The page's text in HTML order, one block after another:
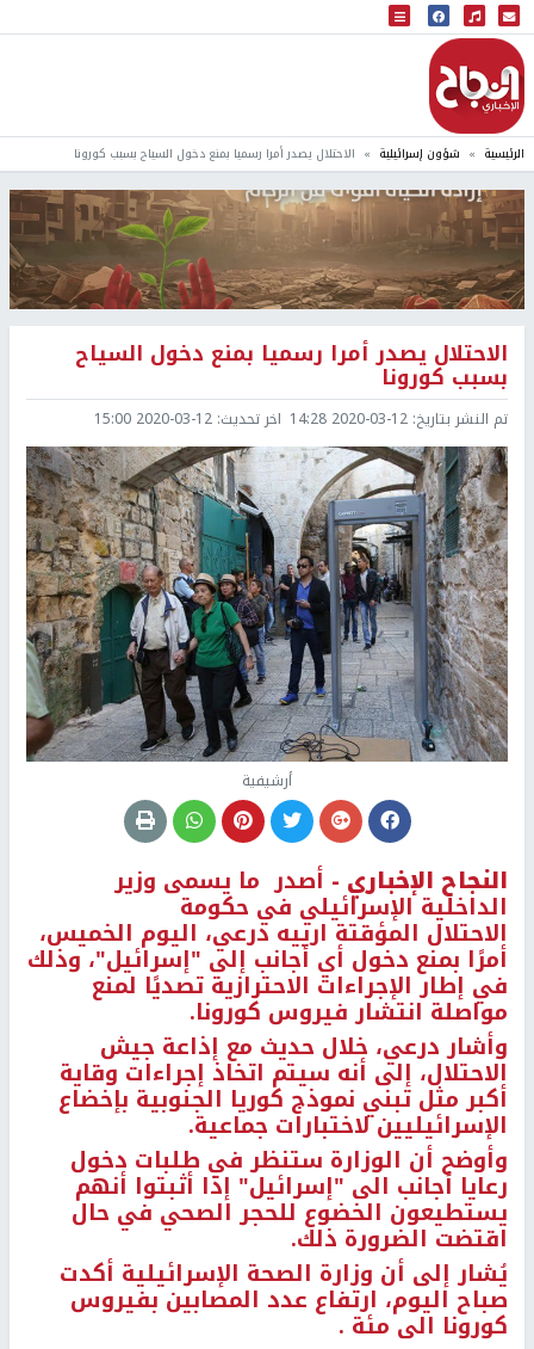
البث المباشر
إذاعة النجاح
الرئيسية شؤون إسرائيلية الاحتلال يصدر أمرا رسميا بمنع دخول السياح بسبب كورونا
الاحتلال يصدر أمرا رسميا بمنع دخول السياح
بسبب كورونا
تم النشر بتاريخ: 2020-03-12 14:28 اخر تحديث: 2020-03-12 15:00
أرشيفية
النجاح الإخباري - أصدر ما يسمى وزير
الداخلية الإسرائيلي في حكومة
الاحتلال المؤقتة ارييه درعي، اليوم الخميس،
أمرًا بمنع دخول أي أجانب إلى "إسرائيل"، وذلك
في إطار الإجراءات الاحترازية تصديًا لمنع
مواصلة انتشار فيروس كورونا.
وأشار درعي، خلال حديث مع إذاعة جيش
الاحتلال، إلى أنه سيتم اتخاذ إجراءات وقاية
أكبر مثل تبني نموذج كوريا الجنوبية بإخضاع
الإسرائيليين لاختبارات جماعية.
وأوضح أن الوزارة ستنظر في طلبات دخول
رعايا أجانب الى "إسرائيل" إذا أثبتوا أنهم
يستطيعون الخضوع للحجر الصحي في حال
اقتضت الضرورة ذلك.
يُشار إلى أن وزارة الصحة الإسرائيلية أكدت
صباح اليوم، ارتفاع عدد المصابين بفيروس
كورونا الى مئة .